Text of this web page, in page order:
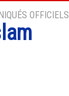
OFFICIELS